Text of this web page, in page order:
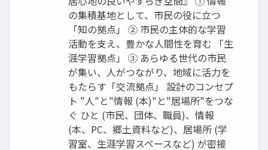
の集積基地として、市民の役に立つ
「知の拠点」 ② 市民の主体的な学習
活動を支え、豊かな人間性を育む 「生
涯学習拠点」 ③ あらゆる世代の市民
が集い、人がつながり、地域に活力を
もたらす「交流拠点」 設計のコンセプ
ト "人"と"情報 (本)"と"居場所"をつな
ぐ ひと (市民、団体、職員)、情報
(本、PC、郷土資料など)、居場所 (学
習室、生涯学習スペースなど) が密接